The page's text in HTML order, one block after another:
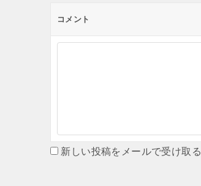
コメント
新しい投稿をメールで受け取る